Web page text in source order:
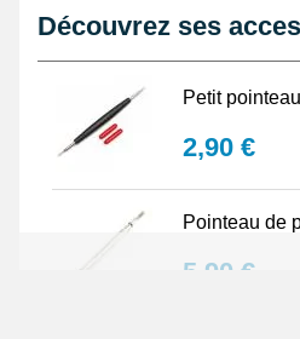
Découvrez ses
Petit
2,90 €
Pointeau de
5,90 €